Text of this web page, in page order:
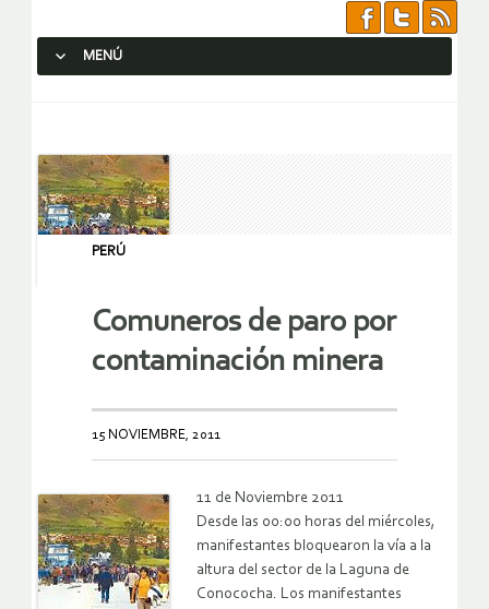
MENÚ
PERÚ
Comuneros de paro por
contaminación minera
15 NOVIEMBRE, 2011
11 de Noviembre 2011
Desde las 00:00 horas del miércoles,
manifestantes bloquearon la vía a la
altura del sector de la Laguna de
Conococha. Los manifestantes